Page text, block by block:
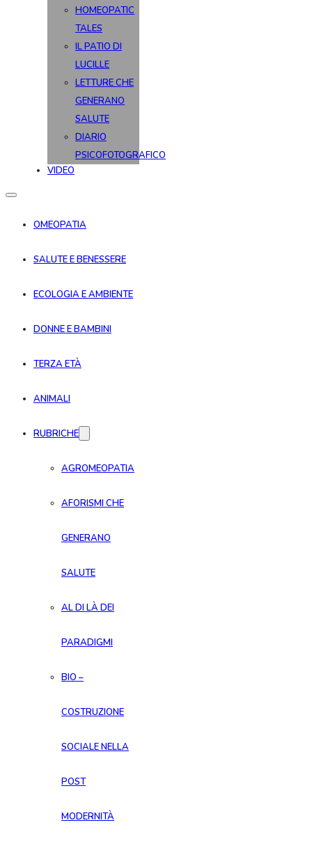
HOMEOPATIC
TALES
IL PATIO DI
LUCILLE
LETTURE CHE
GENERANO
SALUTE
DIARIO
PSICOFOTOGRAFICO
VIDEO
OMEOPATIA
SALUTE E BENESSERE
ECOLOGIA E AMBIENTE
DONNE E BAMBINI
TERZA ETÀ
ANIMALI
RUBRICHE
AGROMEOPATIA
AFORISMI CHE
GENERANO
SALUTE
AL DI LÀ DEI
PARADIGMI
BIO –
COSTRUZIONE
SOCIALE NELLA
POST
MODERNITÀ